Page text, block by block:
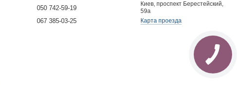
050 742-59-19
067 385-03-25
Киев, проспект Берестейский,
59а
Карта проезда